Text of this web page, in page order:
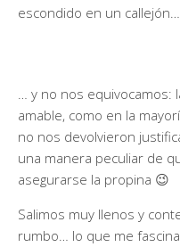
escondido en un callejón…
… y no nos equivocamos:
amable, como en la
no nos devolvieron
una manera peculiar de
asegurarse la propina 😉
Salimos muy llenos y
rumbo… lo que me